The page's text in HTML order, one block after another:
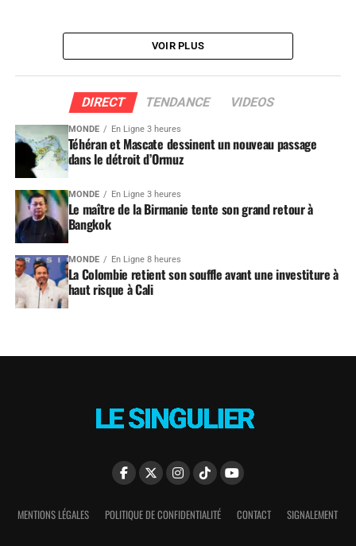
VOIR PLUS
DIRECT TENDANCE VIDEOS
MONDE En Ligne 3 heures
Téhéran et Mascate dessinent un nouveau passage
dans le détroit d’Ormuz
MONDE En Ligne 3 heures
Le maître de la Birmanie tente son grand retour à
Bangkok
MONDE En Ligne 8 heures
La Colombie retient son souffle avant une investiture à
haut risque à Cali
MENTIONS LÉGALES POLITIQUE DE CONFIDENTIALITÉ CONTACT SIGNALEMENT